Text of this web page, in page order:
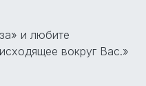
и любите
вокруг Вас.»